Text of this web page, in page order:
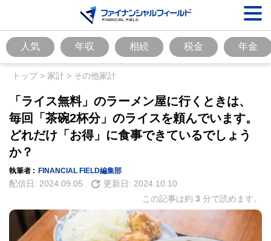
人気 年収 相続 税金 年金
トップ> 家計 > その他家計
「ライス無料」のラーメン屋に行くときは、
毎回「茶碗2杯分」のライスを頼んでいます。
どれだけ「お得」に食事できているでしょう
か？
執筆者 : FINANCIAL FIELD編集部
配信日: 2024.09.05 更新日: 2024.10.10
この記事は約 3 分で読めます。